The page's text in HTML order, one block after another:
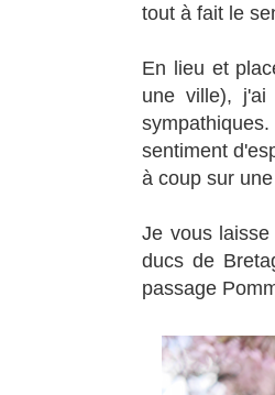
tout à fait le
En lieu et
une ville), j'ai
sentiment
à coup sur
Je vous
ducs de
passage